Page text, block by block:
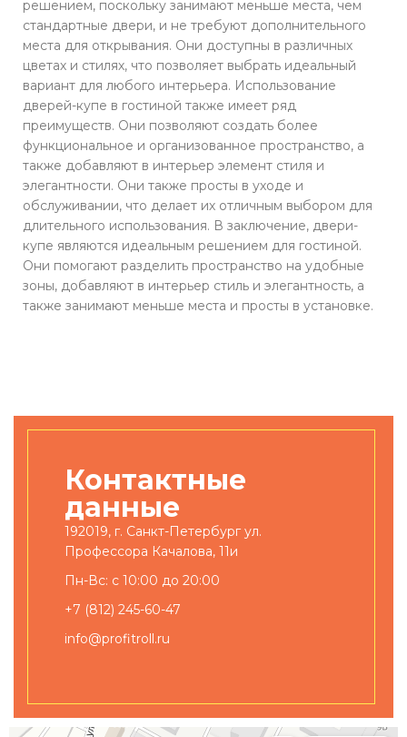
решением, поскольку занимают меньше места, чем
стандартные двери, и не требуют дополнительного
места для открывания. Они доступны в различных
цветах и стилях, что позволяет выбрать идеальный
вариант для любого интерьера. Использование
дверей-купе в гостиной также имеет ряд
преимуществ. Они позволяют создать более
функциональное и организованное пространство, а
также добавляют в интерьер элемент стиля и
элегантности. Они также просты в уходе и
обслуживании, что делает их отличным выбором для
длительного использования. В заключение, двери-
купе являются идеальным решением для гостиной.
Они помогают разделить пространство на удобные
зоны, добавляют в интерьер стиль и элегантность, а
также занимают меньше места и просты в установке.
Контактные
данные
192019, г. Санкт-Петербург ул.
Профессора Качалова, 11и
Пн-Вс: с 10:00 до 20:00
+7 (812) 245-60-47
info@profitroll.ru